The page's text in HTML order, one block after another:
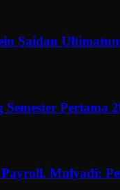
Saidan
Pertama
Payroll. Mulyadi: